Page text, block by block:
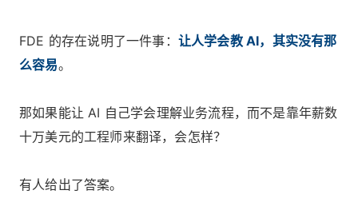
FDE 的存在说明了一件事： 让人学会教 AI，其实没有那
么容易。
那如果能让 AI 自己学会理解业务流程，而不是靠年薪数
十万美元的工程师来翻译，会怎样？
有人给出了答案。